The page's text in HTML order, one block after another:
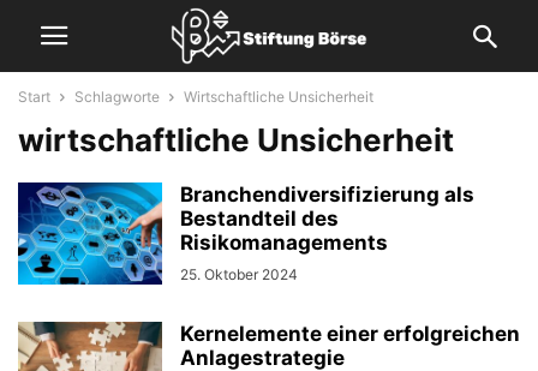
Start Schlagworte Wirtschaftliche Unsicherheit
wirtschaftliche Unsicherheit
Branchendiversifizierung als
Bestandteil des
Risikomanagements
25. Oktober 2024
Kernelemente einer erfolgreichen
Anlagestrategie